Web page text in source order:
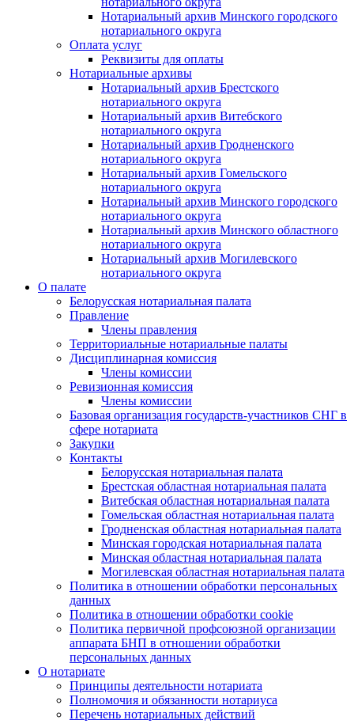
Нотариальный архив Минского городского
нотариального округа
Оплата услуг
Реквизиты для оплаты
Нотариальные архивы
Нотариальный архив Брестского
нотариального округа
Нотариальный архив Витебского
нотариального округа
Нотариальный архив Гродненского
нотариального округа
Нотариальный архив Гомельского
нотариального округа
Нотариальный архив Минского городского
нотариального округа
Нотариальный архив Минского областного
нотариального округа
Нотариальный архив Могилевского
нотариального округа
О палате
Белорусская нотариальная палата
Правление
Члены правления
Территориальные нотариальные палаты
Дисциплинарная комиссия
Члены комиссии
Ревизионная комиссия
Члены комиссии
Базовая организация государств-участников СНГ в
сфере нотариата
Закупки
Контакты
Белорусская нотариальная палата
Брестская областная нотариальная палата
Витебская областная нотариальная палата
Гомельская областная нотариальная палата
Гродненская областная нотариальная палата
Минская городская нотариальная палата
Минская областная нотариальная палата
Могилевская областная нотариальная палата
Политика в отношении обработки персональных
данных
Политика в отношении обработки cookie
Политика первичной профсоюзной организации
аппарата БНП в отношении обработки
персональных данных
О нотариате
Принципы деятельности нотариата
Полномочия и обязанности нотариуса
Перечень нотариальных действий